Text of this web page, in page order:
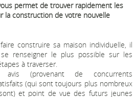
permet de trouver rapidement les
la construction de votre nouvelle
construire sa maison individuelle, il
renseigner le plus possible sur les
à traverser.
avis (provenant de concurrents
(qui sont toujours plus nombreux
et point de vue des futurs jeunes